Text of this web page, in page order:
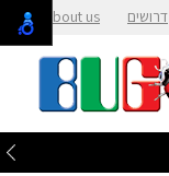
דרושים About us